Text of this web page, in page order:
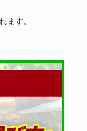
ます。